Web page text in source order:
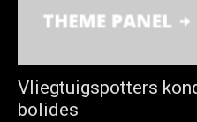
Vliegtuigspotters
bolides